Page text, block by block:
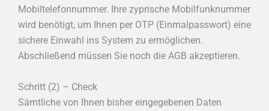
Mobiltelefonnummer. Ihre zyprische Mobilfunknummer
wird benötigt, um Ihnen per OTP (Einmalpasswort) eine
sichere Einwahl ins System zu ermöglichen.
Abschließend müssen Sie noch die AGB akzeptieren.
Schritt (2) – Check
Sämtliche von Ihnen bisher eingegebenen Daten